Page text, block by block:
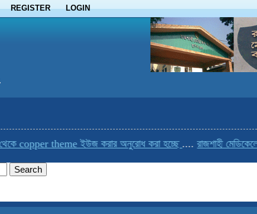
REGISTER LOGIN
theme ইউজ করার অনুরোধ করা হচ্ছে....রাজশাহী মেডিকেলের